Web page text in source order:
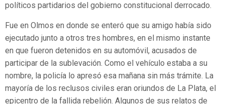
políticos partidarios del gobierno constitucional derrocado.
Fue en Olmos en donde se enteró que su amigo había sido
ejecutado junto a otros tres hombres, en el mismo instante
en que fueron detenidos en su automóvil, acusados de
participar de la sublevación. Como el vehículo estaba a su
nombre, la policía lo apresó esa mañana sin más trámite. La
mayoría de los reclusos civiles eran oriundos de La Plata, el
epicentro de la fallida rebelión. Algunos de sus relatos de